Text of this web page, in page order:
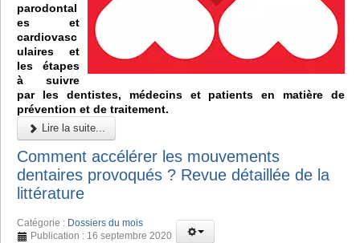
parodontal
es et
cardiovasc
ulaires et
les étapes
à suivre
par les dentistes, médecins et patients en matière de
prévention et de traitement.
Lire la suite...
Comment accélérer les mouvements
dentaires provoqués ? Revue détaillée de la
littérature
Catégorie : Dossiers du mois
Publication : 16 septembre 2020